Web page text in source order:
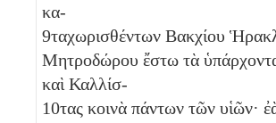
κα-
9ταχωρισθέντων Βακχίου
Μητροδώρου ἔστω τὰ
καὶ Καλλίσ-
10τας κοινὰ πάντων τῶν υἱῶν·